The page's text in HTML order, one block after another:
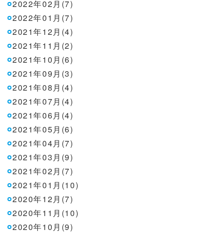
2022年02月(7)
2022年01月(7)
2021年12月(4)
2021年11月(2)
2021年10月(6)
2021年09月(3)
2021年08月(4)
2021年07月(4)
2021年06月(4)
2021年05月(6)
2021年04月(7)
2021年03月(9)
2021年02月(7)
2021年01月(10)
2020年12月(7)
2020年11月(10)
2020年10月(9)